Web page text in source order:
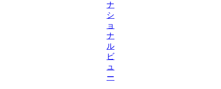
ナ
シ
ョ
ナ
ル
ビ
ュ
ー